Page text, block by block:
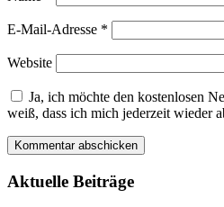
E-Mail-Adresse *
Website
Ja, ich möchte den kostenlosen
weiß, dass ich mich jederzeit wieder
Aktuelle Beiträge